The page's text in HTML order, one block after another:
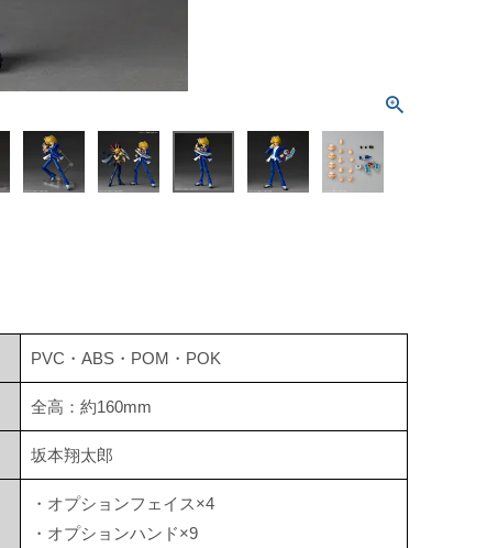
PVC・ABS・POM・POK
全高：約160mm
坂本翔太郎
・オプションフェイス×4
・オプションハンド×9